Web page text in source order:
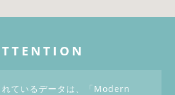
ているデータは、「Modern